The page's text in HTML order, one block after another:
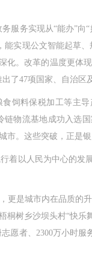
务实现从“能办”向
实现公文智能起草
。改革的温度更体
47项国家、自治区
料保税加工等主导
物流基地成功入选
。这些突破，正是
以人民为中心的发
城市内在品质的升
树乡沙坝头村“快
愿者、2300万小时